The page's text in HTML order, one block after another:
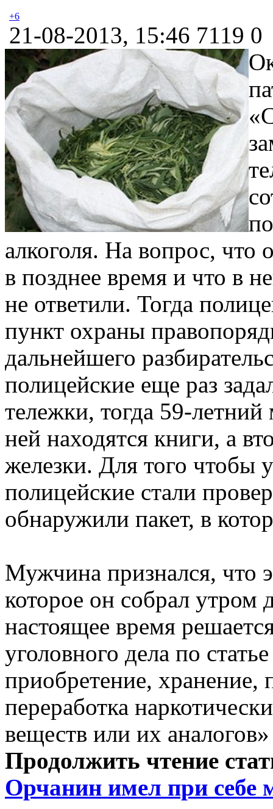
+6
21-08-2013, 15:46 7119 0
алкоголя. На вопрос, что
в позднее время и что в
не ответили. Тогда
пункт охраны
дальнейшего
полицейские еще раз
тележки, тогда 59-
ней находятся книги, а
железки. Для того чтобы
полицейские стали
обнаружили пакет, в
Мужчина признался, что
которое он собрал утром
настоящее время
уголовного дела по
приобретение, хранение,
переработка
веществ или их
Продолжить чтение
Орчанин имел при себе